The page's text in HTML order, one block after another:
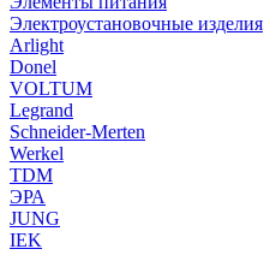
Электроустановочные изделия
Arlight
Donel
VOLTUM
Legrand
Schneider-Merten
Werkel
TDM
ЭРА
JUNG
IEK